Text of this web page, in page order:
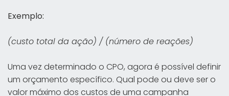
Exemplo:
(custo total da ação) / (número de reações)
Uma vez determinado o CPO, agora é possível definir
um orçamento específico. Qual pode ou deve ser o
valor máximo dos custos de uma campanha